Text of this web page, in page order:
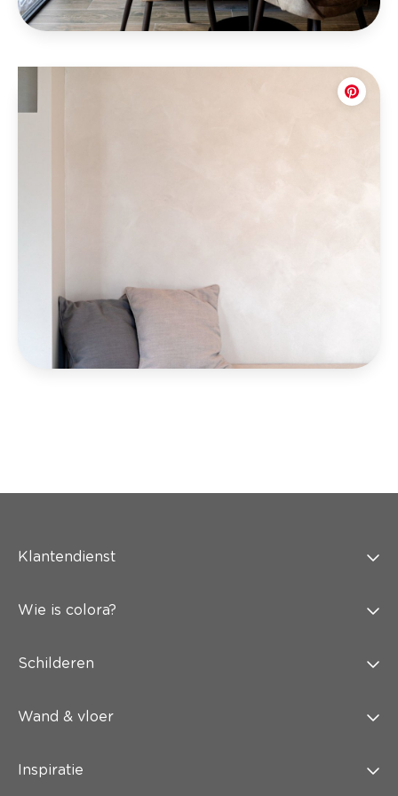
Klantendienst
Wie is colora?
Schilderen
Wand & vloer
Inspiratie